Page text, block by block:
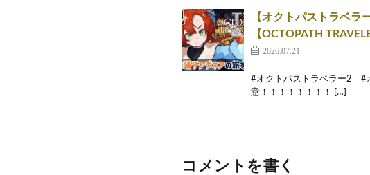
【オクトパストラベラ
【OCTOPATH
2026.07.21
#オクトパストラベラー2 #
意！！！！！！！！ […]
コメントを書く